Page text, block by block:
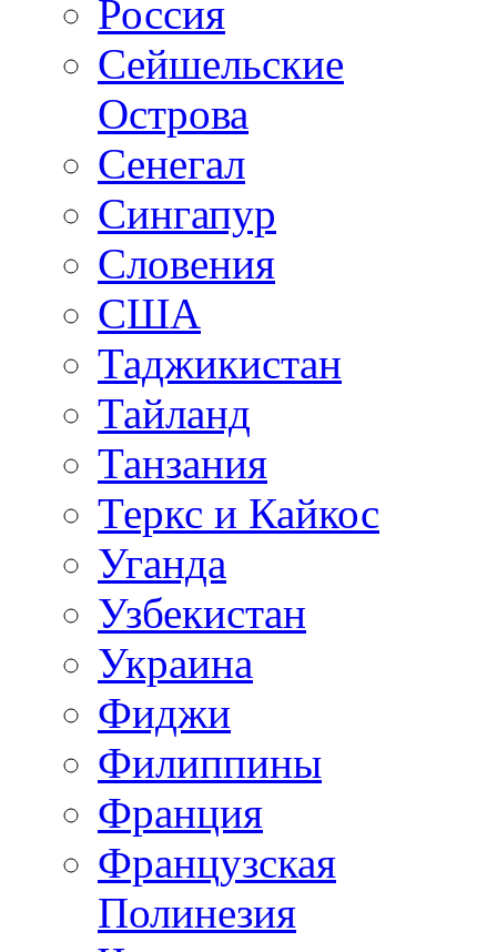
Россия
Сейшельские
Острова
Сенегал
Сингапур
Словения
США
Таджикистан
Тайланд
Танзания
Теркс и Кайкос
Уганда
Узбекистан
Украина
Фиджи
Филиппины
Франция
Французская
Полинезия